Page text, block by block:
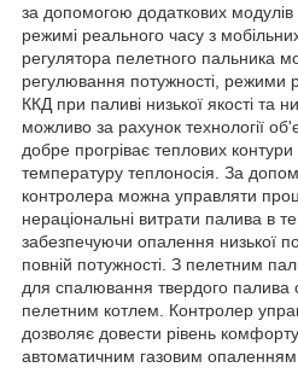
за допомогою додаткових модулів
режимі реального часу з
регулятора пелетного пальника
регулювання потужності, режими
ККД при паливі низької якості та
можливо за рахунок технології
добре прогріває теплових
температуру теплоносія. За
контролера можна управляти
нераціональні витрати палива в
забезпечуючи опалення низької
повній потужності. З пелетним
для спалювання твердого палива
пелетним котлем. Контролер
дозволяє довести рівень
автоматичним газовим опаленням